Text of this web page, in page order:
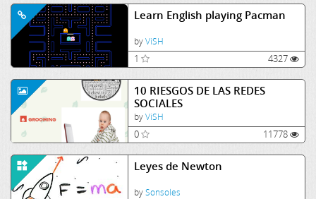
Learn English playing Pacman
byViSH
1 4327
10 RIESGOS DE LAS REDES
SOCIALES
byViSH
0 11778
Leyes de Newton
bySonsoles